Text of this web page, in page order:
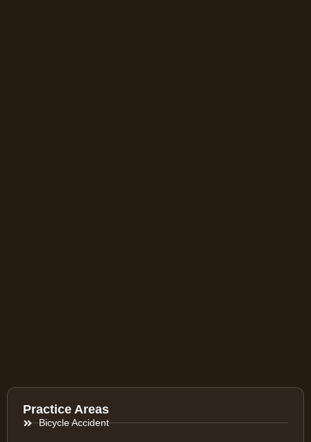
Practice Areas
Bicycle Accident